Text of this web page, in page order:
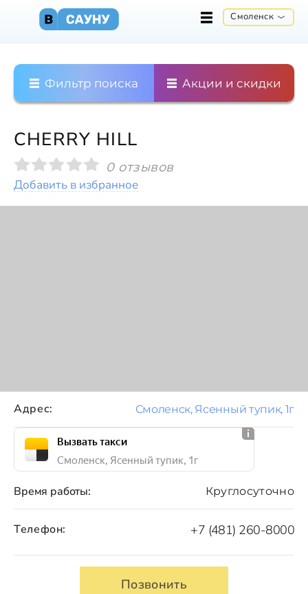
Смоленск
Фильтр поиска Акции и скидки
CHERRY HILL
0 отзывов
Добавить в избранное
Время работы: Круглосуточно
Телефон: +7 (481) 260-8000
Позвонить
Адрес: Смоленск, Ясенный тупик, 1г
Вызвать такси
Смоленск, Ясенный тупик, 1г